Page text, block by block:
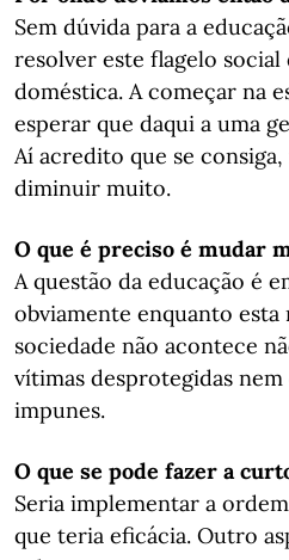
Sem dúvida para a
resolver este flagelo social
doméstica. A começar na
esperar que daqui a uma
Aí acredito que se
diminuir muito.
O que é preciso é mudar
A questão da educação é
obviamente enquanto
sociedade não acontece
vítimas desprotegidas nem
impunes.
O que se pode fazer a
Seria implementar a
que teria eficácia. Outro